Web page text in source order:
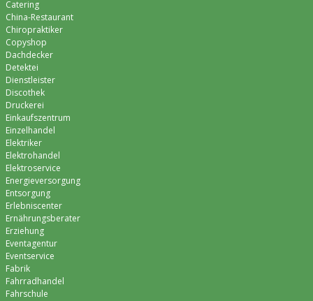
Catering
China-Restaurant
Chiropraktiker
Copyshop
Dachdecker
Detektei
Dienstleister
Discothek
Druckerei
Einkaufszentrum
Einzelhandel
Elektriker
Elektrohandel
Elektroservice
Energieversorgung
Entsorgung
Erlebniscenter
Ernährungsberater
Erziehung
Eventagentur
Eventservice
Fabrik
Fahrradhandel
Fahrschule